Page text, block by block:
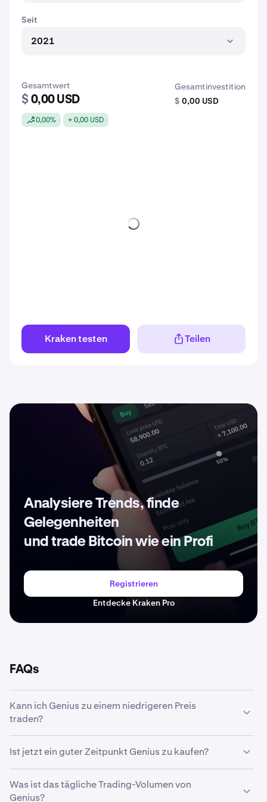
Seit
2021
Gesamtwert
$ 0,00 USD
0,00% + 0,00 USD
Gesamtinvestition
$ 0,00 USD
Kraken testen Teilen
Analysiere Trends, finde
Gelegenheiten
und trade Bitcoin wie ein Profi
Registrieren
Entdecke Kraken Pro
FAQs
Kann ich Genius zu einem niedrigeren Preis
traden?
Genius automatisch kaufen, wenn ein niedrigerer Preis
erreicht wird.
Ist jetzt ein guter Zeitpunkt Genius zu kaufen?
Viele Trader entscheiden sich daher für eine
Dollar-Cost-
Was ist das tägliche Trading-Volumen von
Genius?